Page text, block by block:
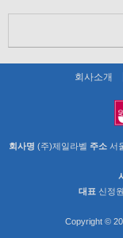
회사소개
회사명 (주)제일라벨 주소 서
대표 신정원
Copyright ©